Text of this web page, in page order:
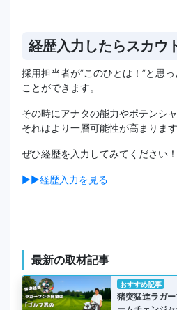
経歴入力したらスカウ
採用担当者が”このひとは！”と思
ことができます。
その時にアナタの能力やポテンシ
それはより一層可能性が高まります
ぜひ経歴を入力してみてください！
▶▶経歴入力を見る
最新の取材記事
おすすめ記事
猪突猛進ラガ